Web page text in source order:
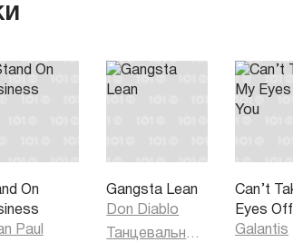
On
Paul
Gangsta Lean
Don Diablo
Танцевальная музыка
Can’t
Eyes
Galantis